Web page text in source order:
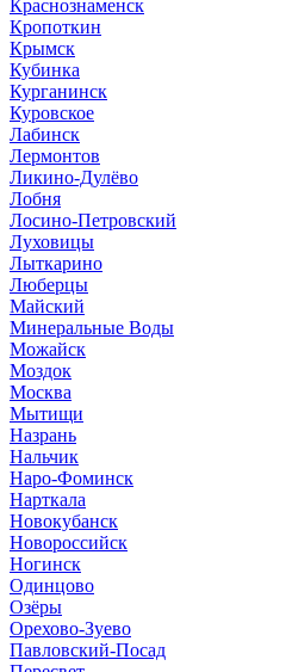
Краснознаменск
Кропоткин
Крымск
Кубинка
Курганинск
Куровское
Лабинск
Лермонтов
Ликино-Дулёво
Лобня
Лосино-Петровский
Луховицы
Лыткарино
Люберцы
Майский
Минеральные Воды
Можайск
Моздок
Москва
Мытищи
Назрань
Нальчик
Наро-Фоминск
Нарткала
Новокубанск
Новороссийск
Ногинск
Одинцово
Озёры
Орехово-Зуево
Павловский-Посад